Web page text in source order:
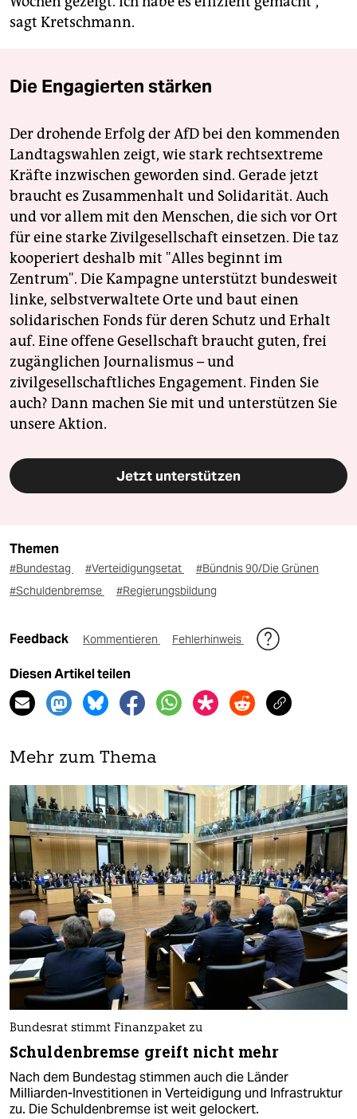
sagt Kretschmann.
Die Engagierten stärken
Der drohende Erfolg der AfD bei den kommenden
Landtagswahlen zeigt, wie stark rechtsextreme
Kräfte inzwischen geworden sind. Gerade jetzt
braucht es Zusammenhalt und Solidarität. Auch
und vor allem mit den Menschen, die sich vor Ort
für eine starke Zivilgesellschaft einsetzen. Die taz
kooperiert deshalb mit "Alles beginnt im
Zentrum". Die Kampagne unterstützt bundesweit
linke, selbstverwaltete Orte und baut einen
solidarischen Fonds für deren Schutz und Erhalt
auf. Eine offene Gesellschaft braucht guten, frei
zugänglichen Journalismus – und
zivilgesellschaftliches Engagement. Finden Sie
auch? Dann machen Sie mit und unterstützen Sie
unsere Aktion.
Jetzt unterstützen
Themen
#Bundestag #Verteidigungsetat
#Bündnis 90/Die Grünen
#Schuldenbremse
#Regierungsbildung
Feedback Kommentieren Fehlerhinweis
Diesen Artikel teilen
Mehr zum Thema
Bundesrat stimmt Finanzpaket zu
Schuldenbremse greift nicht mehr
Nach dem Bundestag stimmen auch die Länder
Milliarden-Investitionen in Verteidigung und Infrastruktur
zu. Die Schuldenbremse ist weit gelockert.